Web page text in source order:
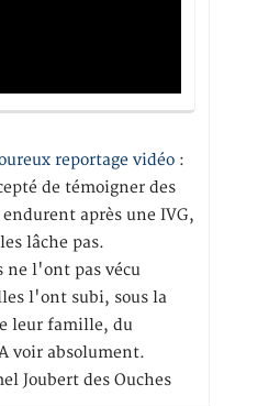
reportage vidéo :
de témoigner des
après une IVG,
lâche pas.
ne l'ont pas vécu
l'ont subi, sous la
leur famille, du
voir absolument.
Joubert des Ouches